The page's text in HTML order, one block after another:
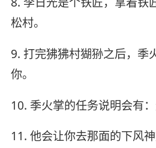
松村。
9. 打完狒狒村猢狲之后，季
你。
10. 季火掌的任务说明会有：
11. 他会让你去那面的下风